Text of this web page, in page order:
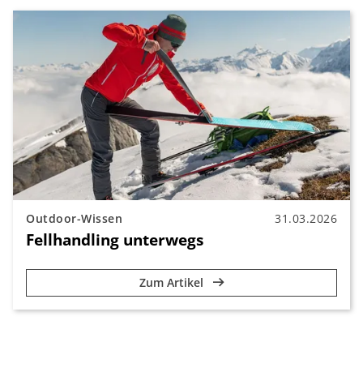
Outdoor-Wissen 31.03.2026
Fellhandling unterwegs
Zum Artikel